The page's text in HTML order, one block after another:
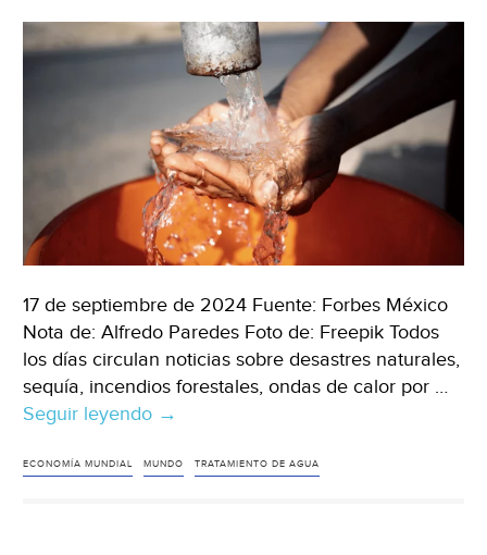
17 de septiembre de 2024 Fuente: Forbes México
Nota de: Alfredo Paredes Foto de: Freepik Todos
los días circulan noticias sobre desastres naturales,
sequía, incendios forestales, ondas de calor por …
Seguir leyendo Internacional
Conoce
→
ECONOMÍA MUNDIAL MUNDO TRATAMIENTO DE AGUA